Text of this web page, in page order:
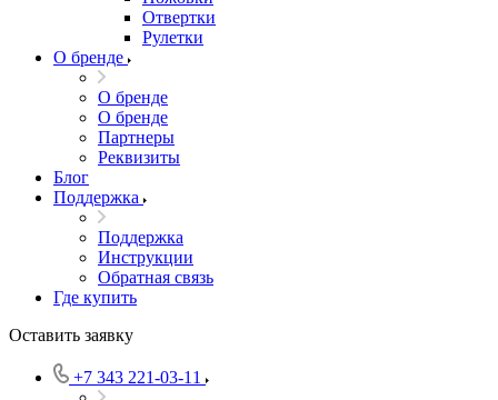
Отвертки
Рулетки
О бренде
О бренде
О бренде
Партнеры
Реквизиты
Блог
Поддержка
Поддержка
Инструкции
Обратная связь
Где купить
Оставить заявку
+7 343 221-03-11